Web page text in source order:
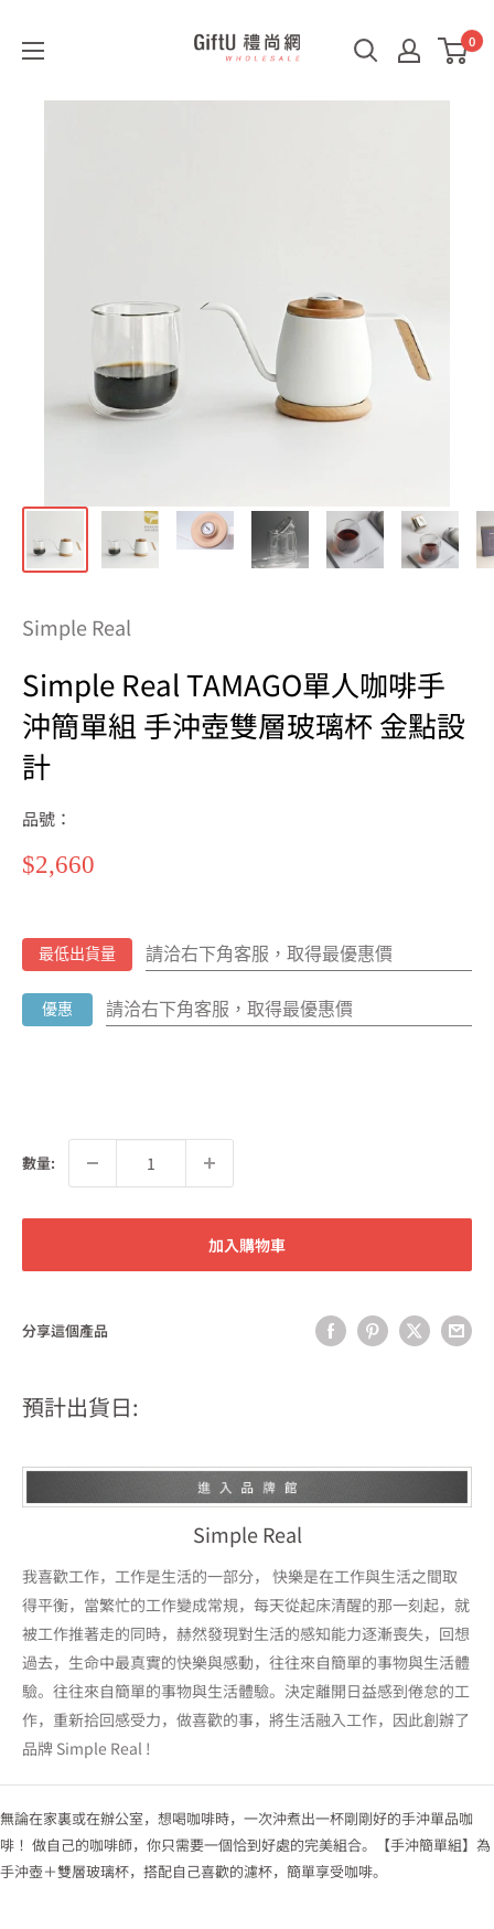
GiftU
尚
0
Simple Real
Simple Real TAMAGO單人咖啡手
沖簡單組 手沖壺雙層玻璃杯 金點設
計
品號：
特
$2,660
最低出貨量 請洽右下角客服，取得最優惠價
優惠 請洽右下角客服，取得最優惠價
數量:
加入購物車
分享這個產品
預計出貨日:
Simple Real
我喜歡工作，工作是生活的一部分， 快樂是在工作與生活之間取
得平衡，當繁忙的工作變成常規，每天從起床清醒的那一刻起，就
被工作推著走的同時，赫然發現對生活的感知能力逐漸喪失，回想
過去，生命中最真實的快樂與感動，往往來自簡單的事物與生活體
驗。往往來自簡單的事物與生活體驗。決定離開日益感到倦怠的工
作，重新拾回感受力，做喜歡的事，將生活融入工作，因此創辦了
品牌 Simple Real !
無論在家裏或在辦公室，想喝咖啡時，一次沖煮出一杯剛剛好的手沖單品咖
啡！ 做自己的咖啡師，你只需要一個恰到好處的完美組合。【手沖簡單組】為
手沖壺＋雙層玻璃杯，搭配自己喜歡的濾杯，簡單享受咖啡。